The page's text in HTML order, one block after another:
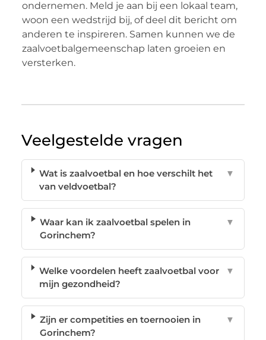
ondernemen. Meld je aan bij een lokaal team,
woon een wedstrijd bij, of deel dit bericht om
anderen te inspireren. Samen kunnen we de
zaalvoetbalgemeenschap laten groeien en
versterken.
Veelgestelde vragen
Wat is zaalvoetbal en hoe verschilt het
van veldvoetbal?
▼
Waar kan ik zaalvoetbal spelen in
Gorinchem?
▼
Welke voordelen heeft zaalvoetbal voor
mijn gezondheid?
▼
Zijn er competities en toernooien in
Gorinchem?
▼